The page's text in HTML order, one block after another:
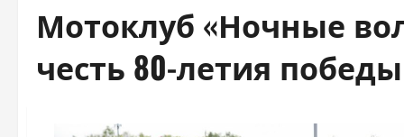
Мотоклуб «Ночные
честь 80-летия